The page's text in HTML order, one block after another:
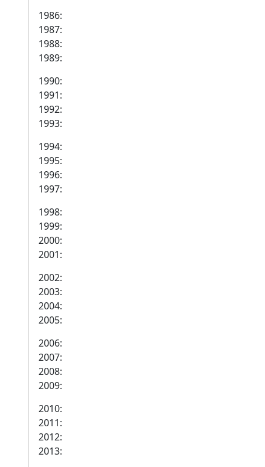
1986:
1987:
1988:
1989:
1990:
1991:
1992:
1993:
1994:
1995:
1996:
1997:
1998:
1999:
2000:
2001:
2002:
2003:
2004:
2005:
2006:
2007:
2008:
2009:
2010:
2011:
2012:
2013: